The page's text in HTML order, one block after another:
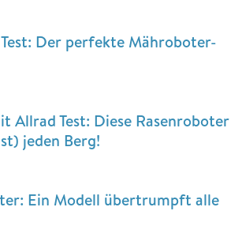
Der perfekte Mähroboter-
Allrad Test: Diese Rasenroboter
jeden Berg!
Ein Modell übertrumpft alle